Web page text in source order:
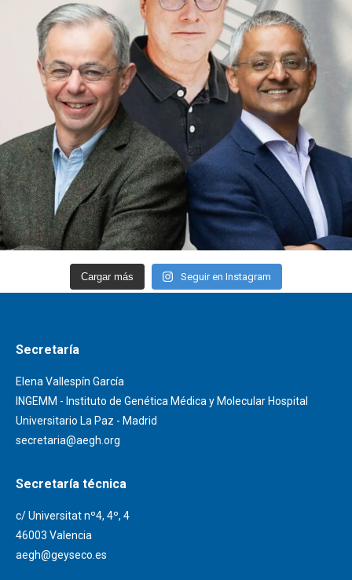
Cargar más Seguir en Instagram
Secretaría
Elena Vallespín García
INGEMM - Instituto de Genética Médica y Molecular Hospital
Universitario La Paz - Madrid
secretaria@aegh.org
Secretaría técnica
c/ Universitat nº4, 4º, 4
46003 Valencia
aegh@geyseco.es